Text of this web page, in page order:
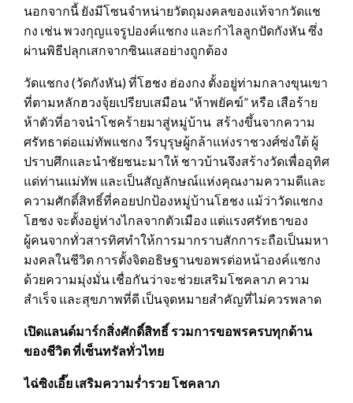
นอกจากนี้ ยังมีโซนจำหน่ายวัตถุมงคลของแท้จากวัดแช
กง เช่น พวงกุญแจรูปองค์แชกง และกำไลลูกปัดกังหัน ซึ่ง
ผ่านพิธีปลุกเสกจากซินแสอย่างถูกต้อง
วัดแชกง (วัดกังหัน) ที่โฮชง ฮ่องกง ตั้งอยู่ท่ามกลางขุนเขา
ที่ตามหลักฮวงจุ้ยเปรียบเสมือน “ห้าพยัคฆ์” หรือ เสือร้าย
ห้าตัวที่อาจนำโชคร้ายมาสู่หมู่บ้าน สร้างขึ้นจากความ
ศรัทธาต่อแม่ทัพแชกง วีรบุรุษผู้กล้าแห่งราชวงศ์ซ่งใต้ ผู้
ปราบศึกและนำชัยชนะมาให้ ชาวบ้านจึงสร้างวัดเพื่ออุทิศ
แด่ท่านแม่ทัพ และเป็นสัญลักษณ์แห่งคุณงามความดีและ
ความศักดิ์สิทธิ์ที่คอยปกป้องหมู่บ้านโฮชง แม้ว่าวัดแชกง
โฮชง จะตั้งอยู่ห่างไกลจากตัวเมือง แต่แรงศรัทธาของ
ผู้คนจากทั่วสารทิศทำให้การมากราบสักการะถือเป็นมหา
มงคลในชีวิต การตั้งจิตอธิษฐานขอพรต่อหน้าองค์แชกง
ด้วยความมุ่งมั่น เชื่อกันว่าจะช่วยเสริมโชคลาภ ความ
สำเร็จ และสุขภาพที่ดี เป็นจุดหมายสำคัญที่ไม่ควรพลาด
เปิดแลนด์มาร์กสิ่งศักดิ์สิทธิ์ รวมการขอพรครบทุกด้าน
ของชีวิต ที่เซ็นทรัลทั่วไทย
ไฉ่ซิงเอี๊ย เสริมความร่ำรวย โชคลาภ